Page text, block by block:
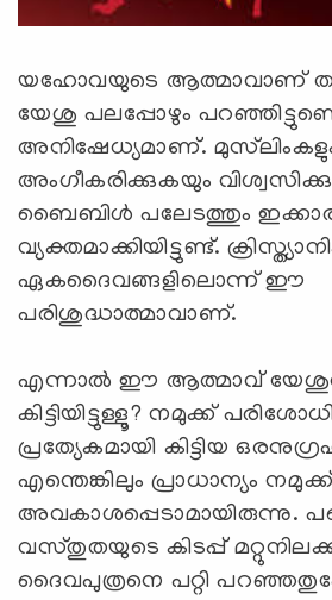
യഹോവയുടെ ആത്മാവാണ്
യേശു പലപ്പോഴും
അനിഷേധ്യമാണ്.
അംഗീകരിക്കുകയും
ബൈബിള്‍ പലേടത്തും
വ്യക്തമാക്കിയിട്ടുണ്ട്.
ഏകദൈവങ്ങളിലൊന്ന് ഈ
പരിശുദ്ധാത്മാവാണ്.
എന്നാല്‍ ഈ ആത്മാവ്
കിട്ടിയിട്ടുള്ളൂ? നമുക്ക്
പ്രത്യേകമായി കിട്ടിയ
എന്തെങ്കിലും പ്രാധാന്യം
അവകാശപ്പെടാമായിരുന്നു.
വസ്തുതയുടെ കിടപ്പ്
ദൈവപുത്രനെ പറ്റി